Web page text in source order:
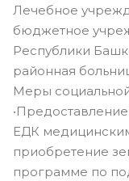
Лечебное
бюджетное
Республики
районная
Меры
ЕДК
приобретение
программе по